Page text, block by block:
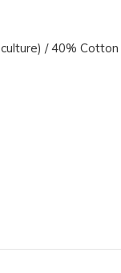
/ 40%